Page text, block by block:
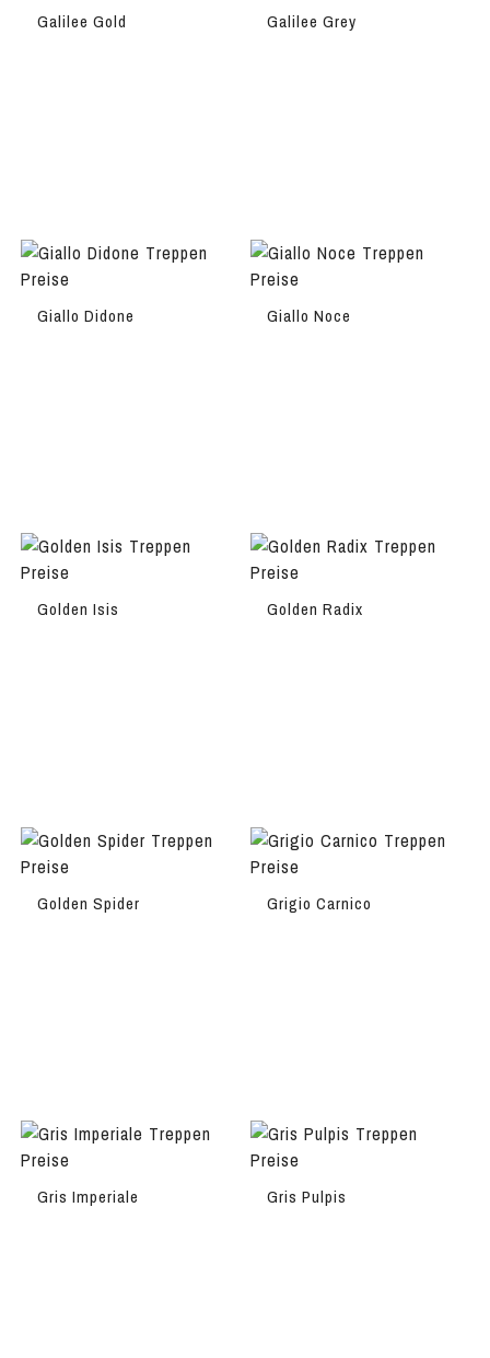
Galilee Gold Galilee Grey
Giallo Didone Giallo Noce
Golden Isis Golden Radix
Golden Spider Grigio Carnico
Gris Imperiale Gris Pulpis